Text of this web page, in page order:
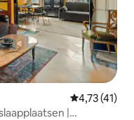
Gemiddelde
4,73 (41)
|